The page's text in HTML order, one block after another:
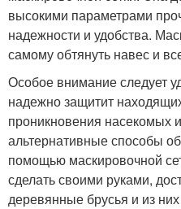
высокими параметрами
надежности и удобства.
самому обтянуть навес и
Особое внимание следует
надежно защитит
проникновения насекомых
альтернативные способы
помощью маскировочной
сделать своими руками,
деревянные брусья и из